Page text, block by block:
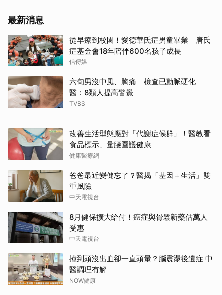
最新消息
從早療到校園！愛德華氏症男童畢業 唐氏
症基金會18年陪伴600名孩子成長
信傳媒
六旬男沒中風、胸痛 檢查已動脈硬化
醫：8類人提高警覺
TVBS
改善生活型態應對「代謝症候群」！醫教看
食品標示、量腰圍護健康
健康醫療網
爸爸最近變健忘了？醫揭「基因＋生活」雙
重風險
中天電視台
8月健保擴大給付！癌症與骨鬆新藥估萬人
受惠
中天電視台
撞到頭沒出血卻一直頭暈？腦震盪後遺症 中
醫調理有解
NOW健康